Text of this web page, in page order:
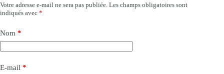
Votre adresse e-mail ne sera pas publiée. Les champs obligatoires sont
indiqués avec *
Nom *
E-mail *